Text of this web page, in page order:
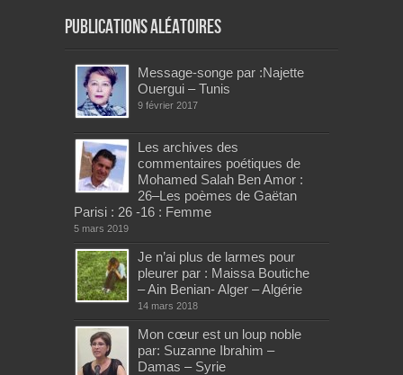
Publications aléatoires
Message-songe par :Najette
Ouergui – Tunis
9 février 2017
Les archives des
commentaires poétiques de
Mohamed Salah Ben Amor :
26–Les poèmes de Gaëtan
Parisi : 26 -16 : Femme
5 mars 2019
Je n’ai plus de larmes pour
pleurer par : Maissa Boutiche
– Ain Benian- Alger – Algérie
14 mars 2018
Mon cœur est un loup noble
par: Suzanne Ibrahim –
Damas – Syrie